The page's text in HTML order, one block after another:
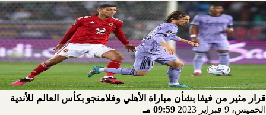
قرار مثير من فيفا بشأن مباراة الأهلي وفلامنجو بكأس العالم للأندية
الخميس، 9 فبراير 2023
09:59 مـ